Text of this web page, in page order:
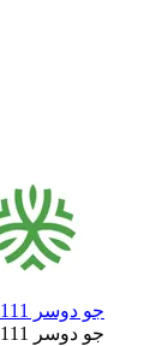
جو دوسر 111
جو دوسر 111